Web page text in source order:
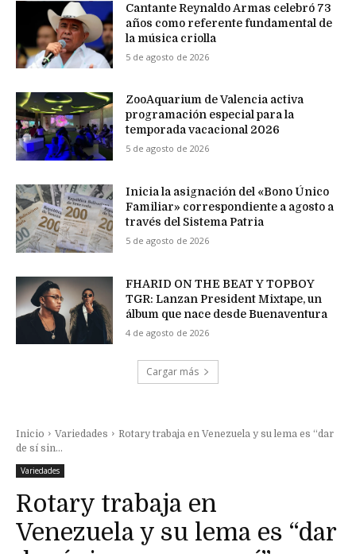
Cantante Reynaldo Armas celebró 73
años como referente fundamental de
la música criolla
5 de agosto de 2026
ZooAquarium de Valencia activa
programación especial para la
temporada vacacional 2026
5 de agosto de 2026
Inicia la asignación del «Bono Único
Familiar» correspondiente a agosto a
través del Sistema Patria
5 de agosto de 2026
FHARID ON THE BEAT Y TOPBOY
TGR: Lanzan President Mixtape, un
álbum que nace desde Buenaventura
4 de agosto de 2026
Cargar más